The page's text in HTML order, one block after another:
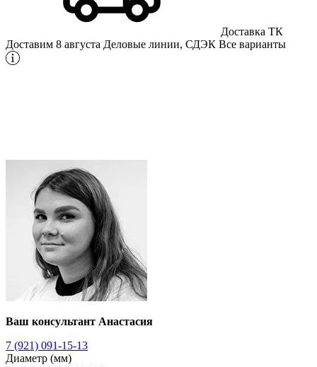
Доставка ТК
Доставим 8 августа Деловые линии, СДЭК Все варианты
Ваш консультант Анастасия
7 (921) 091-15-13
Диаметр (мм)